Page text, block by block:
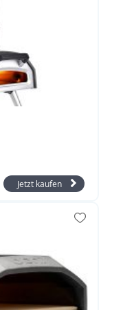
Jetzt kaufen